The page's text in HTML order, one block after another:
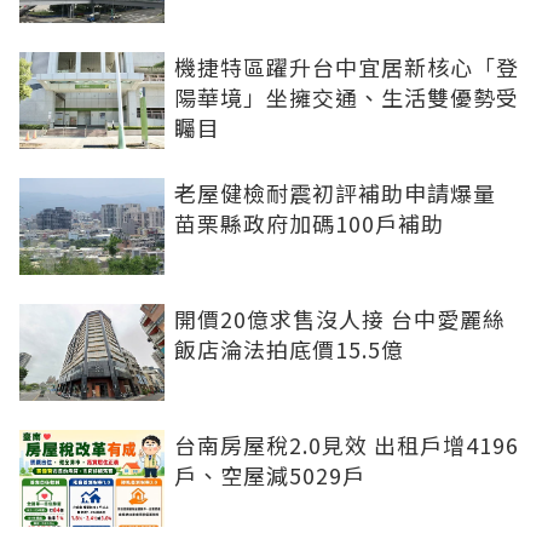
機捷特區躍升台中宜居新核心「登
陽華境」坐擁交通、生活雙優勢受
矚目
老屋健檢耐震初評補助申請爆量
苗栗縣政府加碼100戶補助
開價20億求售沒人接 台中愛麗絲
飯店淪法拍底價15.5億
台南房屋稅2.0見效 出租戶增4196
戶、空屋減5029戶